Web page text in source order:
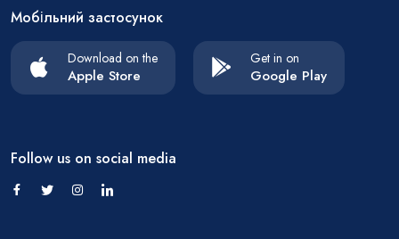
Мобільний застосунок
Download on the
Apple Store
Get in on
Google Play
Follow us on social media